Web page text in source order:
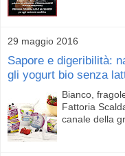
29 maggio 2016
Sapore e digeribilità:
gli yogurt bio senza
Bianco,
Fattoria
canale della